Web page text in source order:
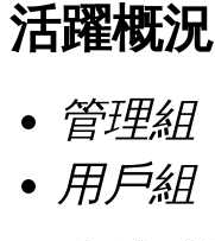
活躍概況
管理組
用戶組